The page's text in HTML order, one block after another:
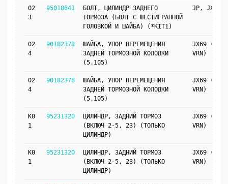
02
3
95018641
БОЛТ, ЦИЛИНДР ЗАДНЕГО
ТОРМОЗА (БОЛТ С ШЕСТИГРАННОЙ
ГОЛОВКОЙ И ШАЙБА) (*KIT1)
JP, JX69
02
4
90182378
ШАЙБА, УПОР ПЕРЕМЕЩЕНИЯ
ЗАДНЕЙ ТОРМОЗНОЙ КОЛОДКИ
(5.105)
JX69 (J41,
VRN)
02
4
90182378
ШАЙБА, УПОР ПЕРЕМЕЩЕНИЯ
ЗАДНЕЙ ТОРМОЗНОЙ КОЛОДКИ
(5.105)
JX69 (JM4,
VRN)
K0
1
95231320
ЦИЛИНДР, ЗАДНИЙ ТОРМОЗ
(ВКЛЮЧ 2-5, 23) (ТОЛЬКО
ЦИЛИНДР)
JX69 (JM4,
VRN)
K0
1
95231320
ЦИЛИНДР, ЗАДНИЙ ТОРМОЗ
(ВКЛЮЧ 2-5, 23) (ТОЛЬКО
ЦИЛИНДР)
JX69 (J41,
VRN)